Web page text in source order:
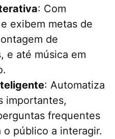
: Com
exibem metas de
de
e até música em
: Automatiza
importantes,
frequentes
o público a interagir.